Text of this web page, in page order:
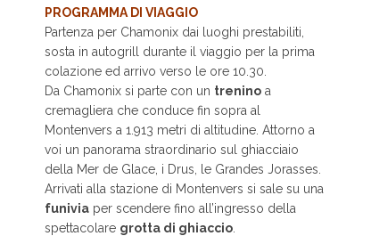
PROGRAMMA DI VIAGGIO
Partenza per Chamonix dai luoghi prestabiliti,
sosta in autogrill durante il viaggio per la prima
colazione ed arrivo verso le ore 10.30.
Da Chamonix si parte con un trenino a
cremagliera che conduce fin sopra al
Montenvers a 1.913 metri di altitudine. Attorno a
voi un panorama straordinario sul ghiacciaio
della Mer de Glace, i Drus, le Grandes Jorasses.
Arrivati alla stazione di Montenvers si sale su una
funivia per scendere fino all’ingresso della
spettacolare grotta di ghiaccio